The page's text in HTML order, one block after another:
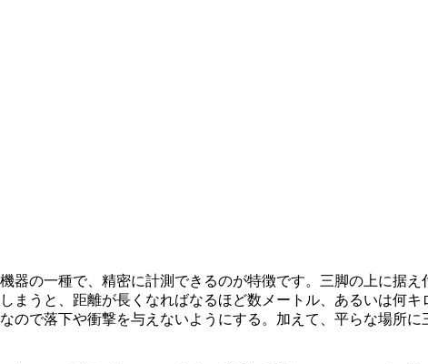
器の一種で、精密に計測できるのが特徴です。三脚の上に据
まうと、距離が長くなればなるほど数メートル、あるいは何
ので落下や衝撃を与えないようにする。加えて、平らな場所